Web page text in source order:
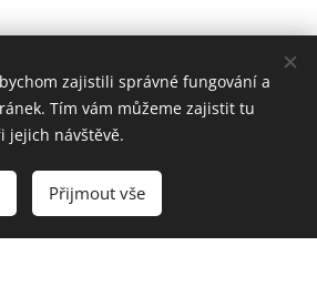
zajistili správné fungování a
Tím vám můžeme zajistit tu
jejich návštěvě.
Přijmout vše